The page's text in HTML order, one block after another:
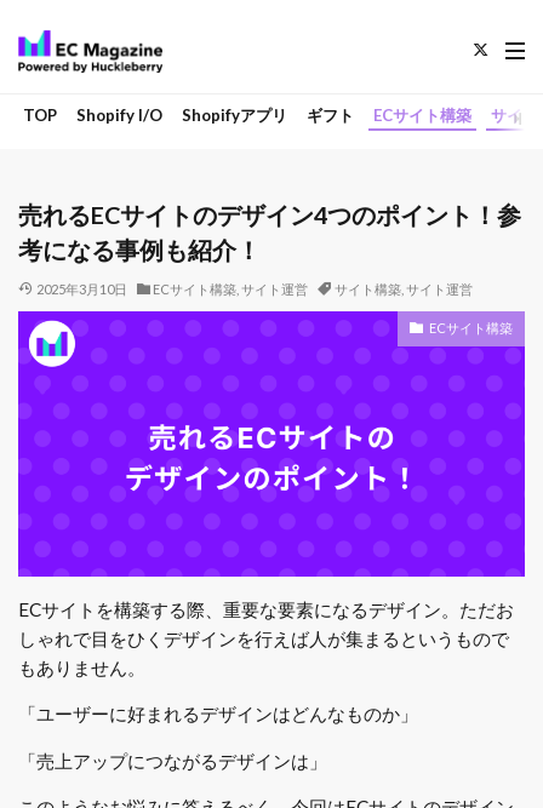
TOP Shopify I/O Shopifyアプリ ギフト ECサイト構築 サイト
売れるECサイトのデザイン4つのポイント！参
考になる事例も紹介！
2025年3月10日 ECサイト構築 サイト運営 サイト構築, サイト運営
ECサイト構築
ECサイトを構築する際、重要な要素になるデザイン。ただお
しゃれで目をひくデザインを行えば人が集まるというもので
もありません。
「ユーザーに好まれるデザインはどんなものか」
「売上アップにつながるデザインは」